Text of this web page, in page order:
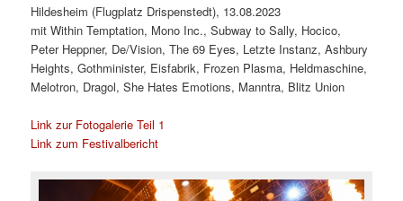
Hildesheim (Flugplatz Drispenstedt), 13.08.2023
mit Within Temptation, Mono Inc., Subway to Sally, Hocico,
Peter Heppner, De/Vision, The 69 Eyes, Letzte Instanz, Ashbury
Heights, Gothminister, Eisfabrik, Frozen Plasma, Heldmaschine,
Melotron, Dragol, She Hates Emotions, Manntra, Blitz Union
Link zur Fotogalerie Teil 1
Link zum Festivalbericht